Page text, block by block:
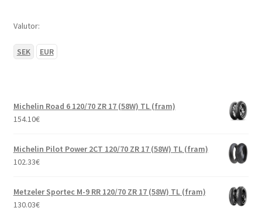
Valutor:
SEK EUR
Michelin Road 6 120/70 ZR 17 (58W) TL (fram)
154.10€
Michelin Pilot Power 2CT 120/70 ZR 17 (58W) TL (fram)
102.33€
Metzeler Sportec M-9 RR 120/70 ZR 17 (58W) TL (fram)
130.03€